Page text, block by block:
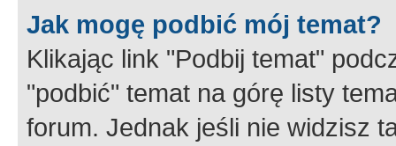
Jak mogę podbić mój temat?
Klikając link "Podbij temat"
"podbić" temat na górę listy
forum. Jednak jeśli nie widzisz